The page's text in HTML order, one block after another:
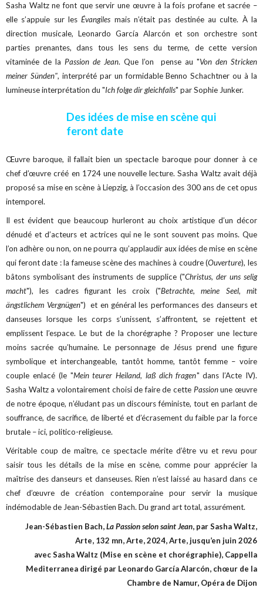
Sasha Waltz ne font que servir une œuvre à la fois profane et sacrée –
elle s’appuie sur les Évangiles mais n’était pas destinée au culte. À la
direction musicale, Leonardo García Alarcón et son orchestre sont
parties prenantes, dans tous les sens du terme, de cette version
vitaminée de laPassion de Jean. Que l’on pense au "Von den Stricken
meiner Sünden", interprété par un formidable Benno Schachtner ou à la
lumineuse interprétation du "Ich folge dir gleichfalls" par Sophie Junker.
Des idées de mise en scène qui
feront date
Œuvre baroque, il fallait bien un spectacle baroque pour donner à ce
chef d’œuvre créé en 1724 une nouvelle lecture. Sasha Waltz avait déjà
proposé sa mise en scène à Liepzig, à l’occasion des 300 ans de cet opus
intemporel.
Il est évident que beaucoup hurleront au choix artistique d’un décor
dénudé et d’acteurs et actrices qui ne le sont souvent pas moins. Que
l’on adhère ou non, on ne pourra qu’applaudir aux idées de mise en scène
qui feront date : la fameuse scène des machines à coudre (Ouverture), les
bâtons symbolisant des instruments de supplice ("Christus, der uns selig
macht"), les cadres figurant les croix ("Betrachte, meine Seel, mit
ängstlichem Vergnügen") et en général les performances des danseurs et
danseuses lorsque les corps s’unissent, s’affrontent, se rejettent et
emplissent l’espace. Le but de la chorégraphe ? Proposer une lecture
moins sacrée qu’humaine. Le personnage de Jésus prend une figure
symbolique et interchangeable, tantôt homme, tantôt femme – voire
couple enlacé (le "Mein teurer Heiland, laß dich fragen" dans l’Acte IV).
Sasha Waltz a volontairement choisi de faire de cette Passionune œuvre
de notre époque, n’éludant pas un discours féministe, tout en parlant de
souffrance, de sacrifice, de liberté et d’écrasement du faible par la force
brutale – ici, politico-religieuse.
Véritable coup de maître, ce spectacle mérite d’être vu et revu pour
saisir tous les détails de la mise en scène, comme pour apprécier la
maîtrise des danseurs et danseuses. Rien n’est laissé au hasard dans ce
chef d’œuvre de création contemporaine pour servir la musique
indémodable de Jean-Sébastien Bach. Du grand art total, assurément.
Jean-Sébastien Bach,La Passion selon saint Jean, par Sasha Waltz,
Arte, 132 mn, Arte, 2024, Arte, jusqu’en juin 2026
avec Sasha Waltz (Mise en scène et chorégraphie), Cappella
Mediterranea dirigé par Leonardo García Alarcón, chœur de la
Chambre de Namur, Opéra de Dijon